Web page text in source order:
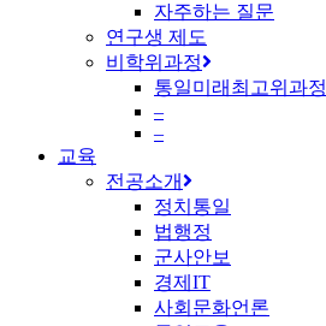
자주하는 질문
연구생 제도
비학위과정
통일미래최고위과정
–
–
교육
전공소개
정치통일
법행정
군사안보
경제IT
사회문화언론